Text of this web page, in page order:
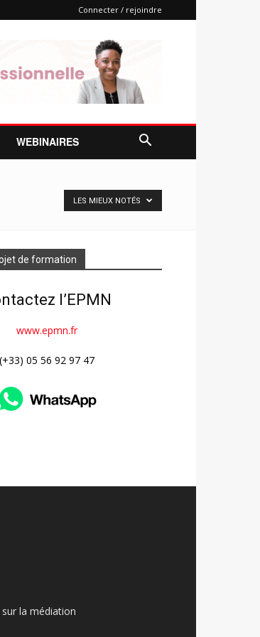
Connecter / rejoindre
WEBINAIRES
LES MIEUX NOTÉS
de formation
l’EPMN
www.epmn.fr
(+33) 05 56 92 97 47
la médiation